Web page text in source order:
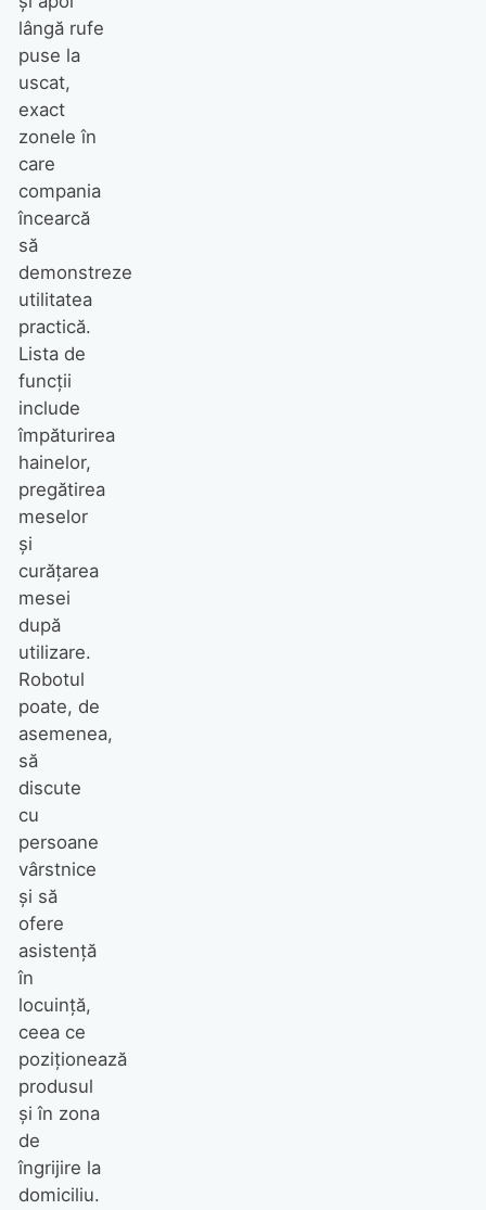
lângă rufe
puse la
uscat,
exact
zonele în
care
compania
încearcă
să
demonstreze
utilitatea
practică.
Lista de
funcții
include
împăturirea
hainelor,
pregătirea
meselor
și
curățarea
mesei
după
utilizare.
Robotul
poate, de
asemenea,
să
discute
cu
persoane
vârstnice
și să
ofere
asistență
în
locuință,
ceea ce
poziționează
produsul
și în zona
de
îngrijire la
domiciliu.